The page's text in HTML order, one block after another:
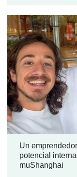
Un
potencial
muShanghai